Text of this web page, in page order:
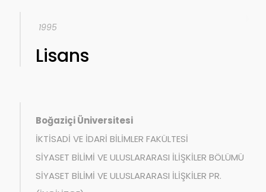
1995
Lisans
Boğaziçi Üniversitesi
İKTİSADİ VE İDARİ BİLİMLER FAKÜLTESİ
SİYASET BİLİMİ VE ULUSLARARASI İLİŞKİLER BÖLÜMÜ
SİYASET BİLİMİ VE ULUSLARARASI İLİŞKİLER PR.